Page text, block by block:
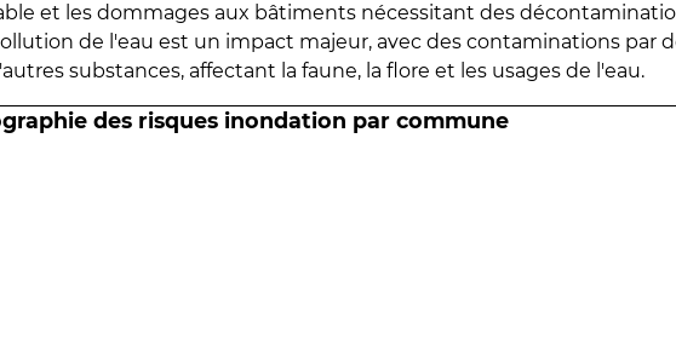
et les dommages aux bâtiments nécessitant des
de l'eau est un impact majeur, avec des contaminations par
substances, affectant la faune, la flore et les usages de l'eau.
des risques inondation par commune